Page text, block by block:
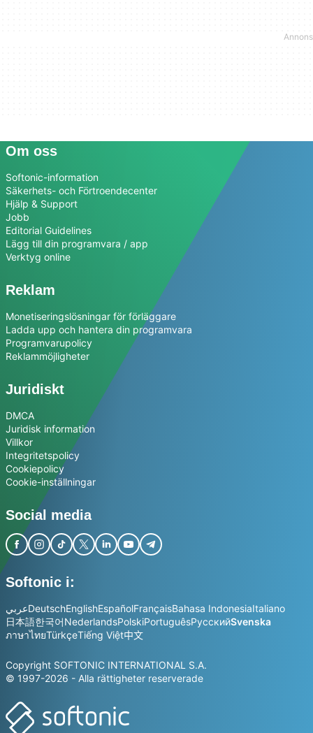
Om oss
Softonic-information
Säkerhets- och Förtroendecenter
Hjälp & Support
Jobb
Editorial Guidelines
Lägg till din programvara / app
Verktyg online
Reklam
Monetiseringslösningar för förläggare
Ladda upp och hantera din programvara
Programvarupolicy
Reklammöjligheter
Juridiskt
DMCA
Juridisk information
Villkor
Integritetspolicy
Cookiepolicy
Cookie-inställningar
Social media
Softonic i:
عربيDeutschEnglishEspañolFrançaisBahasa IndonesiaItaliano
日本語한국어NederlandsPolskiPortuguêsРусскийSvenska
ภาษาไทยTürkçeTiếng Việt中文
Copyright SOFTONIC INTERNATIONAL S.A.
© 1997-2026 - Alla rättigheter reserverade